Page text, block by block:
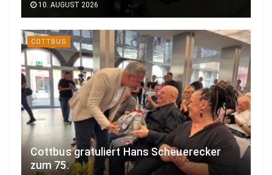
10. AUGUST 2026
COTTBUS
Cottbus gratuliert Hans Scheuerecker
zum 75.